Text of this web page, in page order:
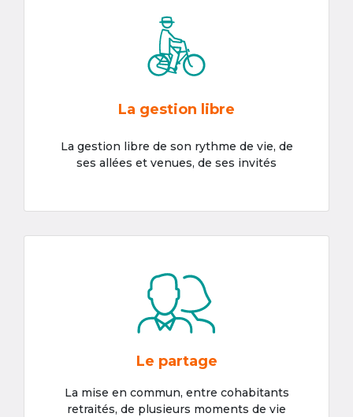
La gestion libre
La gestion libre de son rythme de vie, de
ses allées et venues, de ses invités
Le partage
La mise en commun, entre cohabitants
retraités, de plusieurs moments de vie